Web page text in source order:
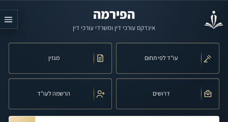
הפירמה
אינדקס עורכי דין ומשרדי עורכי דין
עו"ד לפי תחום מגזין
דרושים הרשמה לעו"ד